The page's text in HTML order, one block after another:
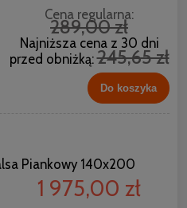
Cena regularna:
289,00 zł
Najniższa cena z 30 dni
przed obniżką:245,65 zł
Do koszyka
Piankowy 140x200
1 975,00 zł